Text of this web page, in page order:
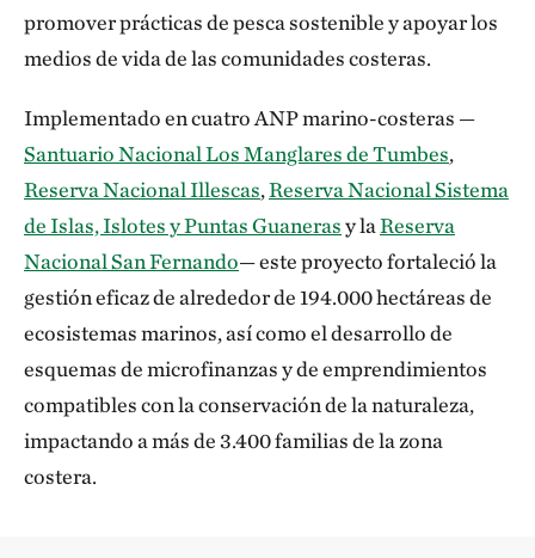
promover prácticas de pesca sostenible y apoyar los
medios de vida de las comunidades costeras.
Implementado en cuatro ANP marino-costeras —
Santuario Nacional Los Manglares de Tumbes,
Reserva Nacional Illescas,Reserva Nacional Sistema
de Islas, Islotes y Puntas Guanerasy laReserva
Nacional San Fernando— este proyecto fortaleció la
gestión eficaz de alrededor de 194.000 hectáreas de
ecosistemas marinos, así como el desarrollo de
esquemas de microfinanzas y de emprendimientos
compatibles con la conservación de la naturaleza,
impactando a más de 3.400 familias de la zona
costera.